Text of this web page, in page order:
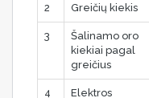
2 Greičių kiekis
3
Šalinamo oro
kiekiai pagal
greičius
4
Elektros